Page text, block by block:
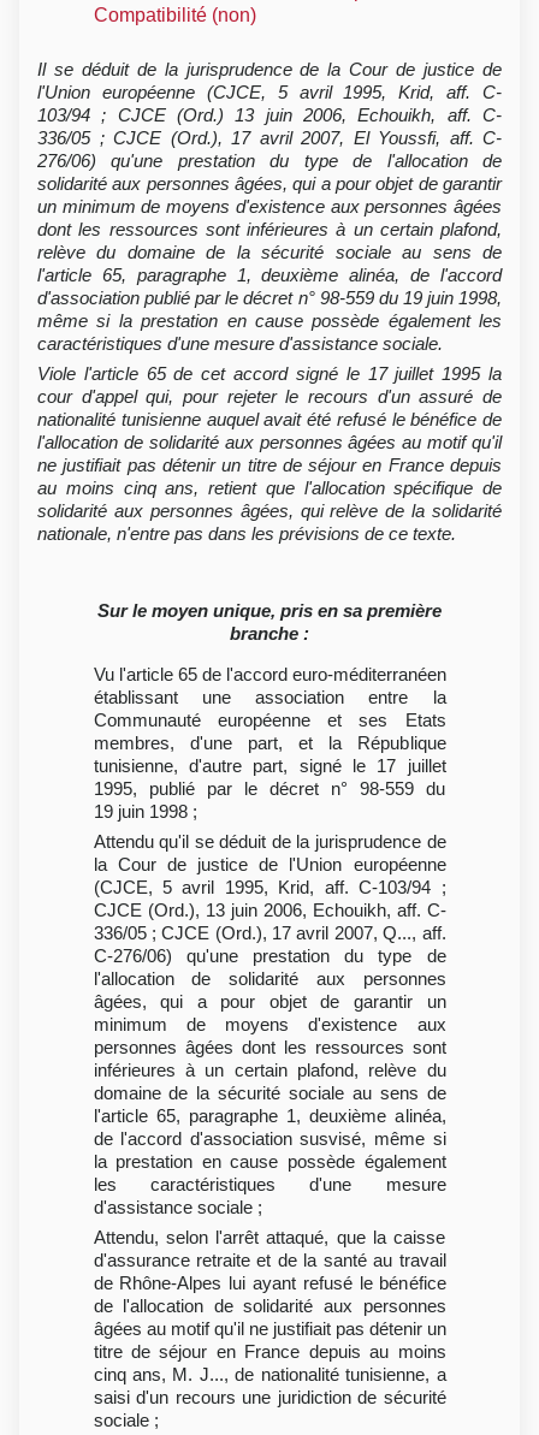
Compatibilité (non)
Il se déduit de la jurisprudence de la Cour de justice de
l'Union européenne (CJCE, 5 avril 1995, Krid, aff. C-
103/94 ; CJCE (Ord.) 13 juin 2006, Echouikh, aff. C-
336/05 ; CJCE (Ord.), 17 avril 2007, El Youssfi, aff. C-
276/06) qu'une prestation du type de l'allocation de
solidarité aux personnes âgées, qui a pour objet de garantir
un minimum de moyens d'existence aux personnes âgées
dont les ressources sont inférieures à un certain plafond,
relève du domaine de la sécurité sociale au sens de
l'article 65, paragraphe 1, deuxième alinéa, de l'accord
d'association publié par le décret n° 98-559 du 19 juin 1998,
même si la prestation en cause possède également les
caractéristiques d'une mesure d'assistance sociale.
Viole l'article 65 de cet accord signé le 17 juillet 1995 la
cour d'appel qui, pour rejeter le recours d'un assuré de
nationalité tunisienne auquel avait été refusé le bénéfice de
l'allocation de solidarité aux personnes âgées au motif qu'il
ne justifiait pas détenir un titre de séjour en France depuis
au moins cinq ans, retient que l'allocation spécifique de
solidarité aux personnes âgées, qui relève de la solidarité
nationale, n'entre pas dans les prévisions de ce texte.
Sur le moyen unique, pris en sa première
branche :
Vu l'article 65 de l'accord euro-méditerranéen
établissant une association entre la
Communauté européenne et ses Etats
membres, d'une part, et la République
tunisienne, d'autre part, signé le 17 juillet
1995, publié par le décret n° 98-559 du
19 juin 1998 ;
Attendu qu'il se déduit de la jurisprudence de
la Cour de justice de l'Union européenne
(CJCE, 5 avril 1995, Krid, aff. C-103/94 ;
CJCE (Ord.), 13 juin 2006, Echouikh, aff. C-
336/05 ; CJCE (Ord.), 17 avril 2007, Q..., aff.
C-276/06) qu'une prestation du type de
l'allocation de solidarité aux personnes
âgées, qui a pour objet de garantir un
minimum de moyens d'existence aux
personnes âgées dont les ressources sont
inférieures à un certain plafond, relève du
domaine de la sécurité sociale au sens de
l'article 65, paragraphe 1, deuxième alinéa,
de l'accord d'association susvisé, même si
la prestation en cause possède également
les caractéristiques d'une mesure
d'assistance sociale ;
Attendu, selon l'arrêt attaqué, que la caisse
d'assurance retraite et de la santé au travail
de Rhône-Alpes lui ayant refusé le bénéfice
de l'allocation de solidarité aux personnes
âgées au motif qu'il ne justifiait pas détenir un
titre de séjour en France depuis au moins
cinq ans, M. J..., de nationalité tunisienne, a
saisi d'un recours une juridiction de sécurité
sociale ;